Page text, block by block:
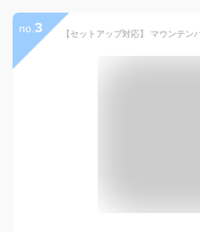
no. 3